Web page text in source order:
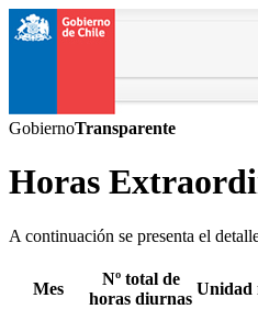
GobiernoTransparente
Horas
A continuación se presenta el
Mes
Nº total de
horas diurnas
Unidad